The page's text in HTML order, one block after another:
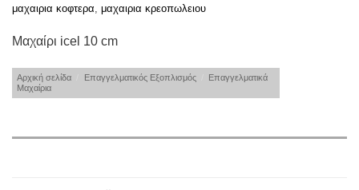
μαχαιρια κοφτερα, μαχαιρια κρεοπωλειου
Μαχαίρι icel 10 cm
Αρχική σελίδα Επαγγελματικός Εξοπλισμός
Επαγγελματικά
Μαχαίρια